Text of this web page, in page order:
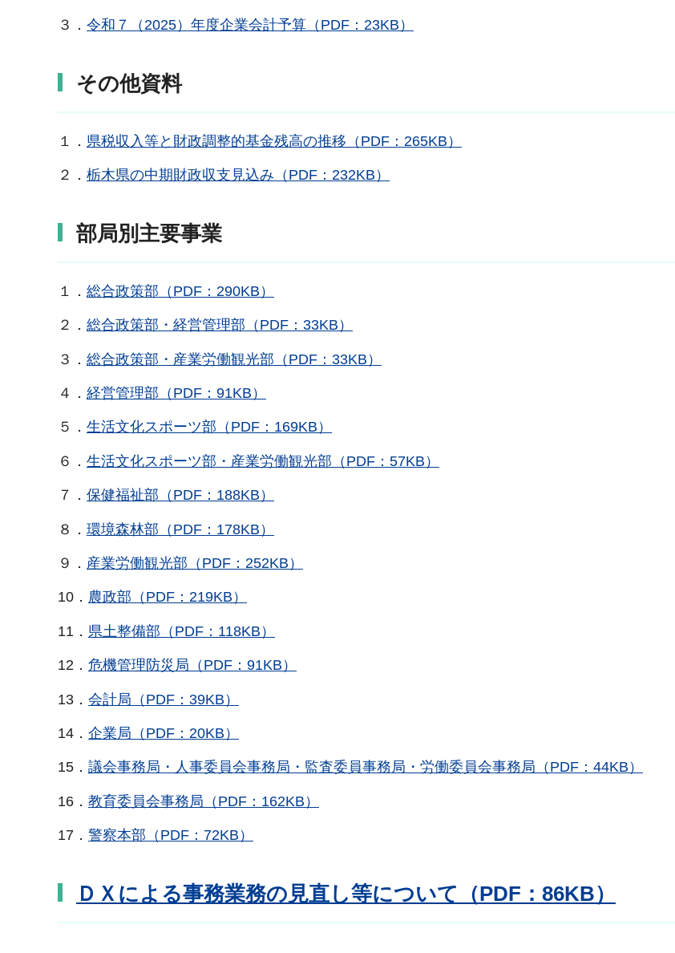
３． 令和７（2025）年度企業会計予算（PDF：23KB）
その他資料
１． 県税収入等と財政調整的基金残高の推移（PDF：265KB）
２． 栃木県の中期財政収支見込み（PDF：232KB）
部局別主要事業
１． 総合政策部（PDF：290KB）
２． 総合政策部・経営管理部（PDF：33KB）
３． 総合政策部・産業労働観光部（PDF：33KB）
４． 経営管理部（PDF：91KB）
５． 生活文化スポーツ部（PDF：169KB）
６． 生活文化スポーツ部・産業労働観光部（PDF：57KB）
７． 保健福祉部（PDF：188KB）
８． 環境森林部（PDF：178KB）
９． 産業労働観光部（PDF：252KB）
10． 農政部（PDF：219KB）
11． 県土整備部（PDF：118KB）
12． 危機管理防災局（PDF：91KB）
13． 会計局（PDF：39KB）
14． 企業局（PDF：20KB）
15． 議会事務局・人事委員会事務局・監査委員事務局・労働委員会事務局（PDF：44KB）
16． 教育委員会事務局（PDF：162KB）
17． 警察本部（PDF：72KB）
ＤＸによる事務業務の見直し等について（PDF：86KB）